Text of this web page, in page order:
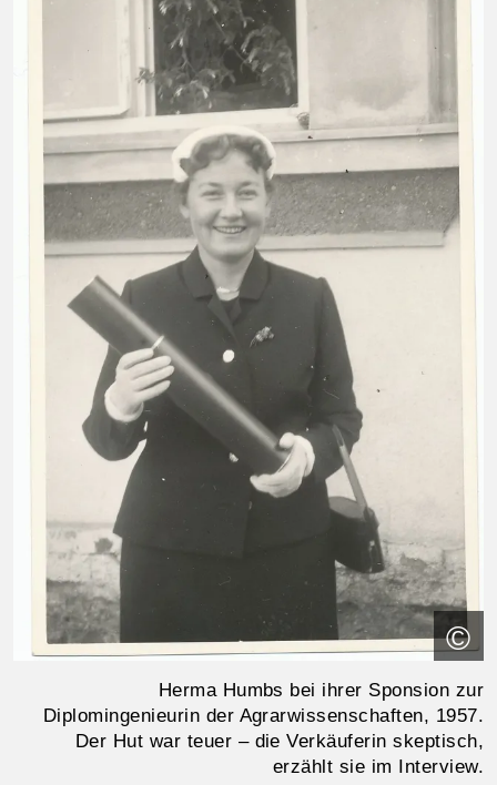
©
Herma Humbs bei ihrer Sponsion zur
Diplomingenieurin der Agrarwissenschaften, 1957.
Der Hut war teuer – die Verkäuferin skeptisch,
erzählt sie im Interview.